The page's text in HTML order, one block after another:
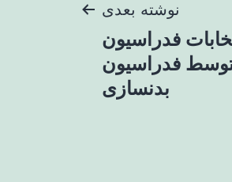
نوشته بعدی
فدراسیون
توسط فدراسیون
بدنسازی